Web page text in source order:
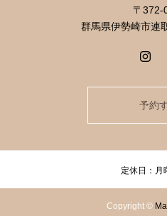
〒372-
群馬県伊勢崎市連
予約
定休日：月
Copyright ©